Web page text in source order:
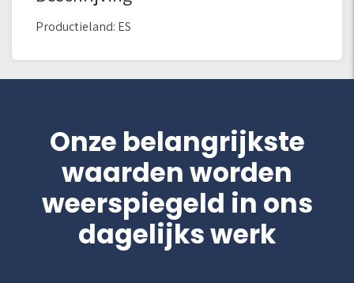
Productieland: ES
Onze belangrijkste
waarden worden
weerspiegeld in ons
dagelijks werk